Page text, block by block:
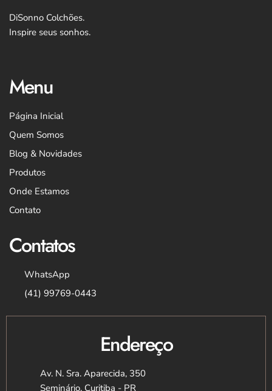
DiSonno Colchões.
Inspire seus sonhos.
Menu
Página Inicial
Quem Somos
Blog & Novidades
Produtos
Onde Estamos
Contato
Contatos
WhatsApp
(41) 99769-0443
Endereço
Av. N. Sra. Aparecida, 350
Seminário, Curitiba - PR